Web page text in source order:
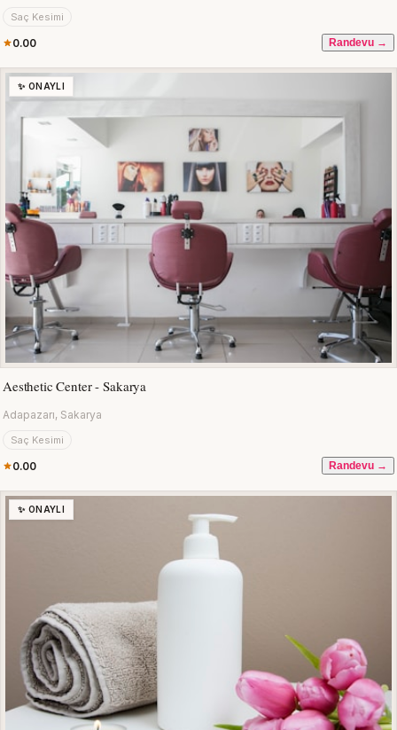
Saç Kesimi
0.00 Randevu →
✨ ONAYLI
Aesthetic Center - Sakarya
Adapazarı, Sakarya
Saç Kesimi
0.00 Randevu →
✨ ONAYLI